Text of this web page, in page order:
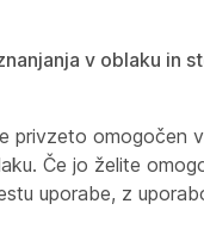
v oblaku in
privzeto omogočen
Če jo želite
uporabe, z